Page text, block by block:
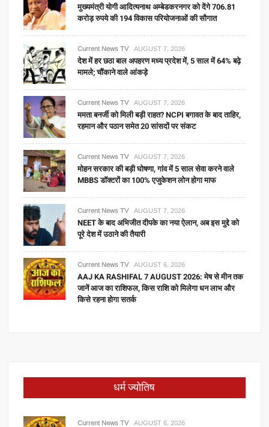
मुख्यमंत्री योगी आदित्यनाथ अम्बेडकरनगर को देंगे 706.81
करोड़ रुपये की 194 विकास परियोजनाओं की सौगात
Current News TV AUGUST 7, 2026
देश में हर छठा बाल अपहरण मध्य प्रदेश में, 5 साल में 64% बढ़े
मामले; चौंकाने वाले आंकड़े
Current News TV AUGUST 7, 2026
ममता बनर्जी को मिली बड़ी राहत? NCPI बगावत के बाद ताहिर,
रहमान और पठान समेत 20 सांसदों पर संकट
Current News TV AUGUST 7, 2026
मोहन सरकार की बड़ी घोषणा, गांव में 5 साल सेवा करने वाले
MBBS डॉक्टरों का 100% एजुकेशन लोन होगा माफ
Current News TV AUGUST 7, 2026
NEET के बाद अभिजीत दीपके का नया ऐलान, अब इस मुद्दे को
पूरे देश में उठाने की तैयारी
Current News TV AUGUST 6, 2026
AAJ KA RASHIFAL 7 AUGUST 2026: मेष से मीन तक
जानें आज का राशिफल, किस राशि को मिलेगा धन लाभ और
किसे रहना होगा सतर्क
धर्म ज्योतिष
Current News TV AUGUST 6, 2026